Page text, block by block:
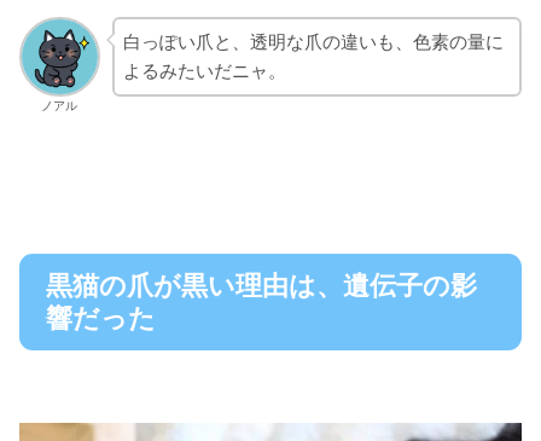
ノアル
白っぽい爪と、透明な爪の違いも、色素の量に
よるみたいだニャ。
黒猫の爪が黒い理由は、遺伝子の影
響だった